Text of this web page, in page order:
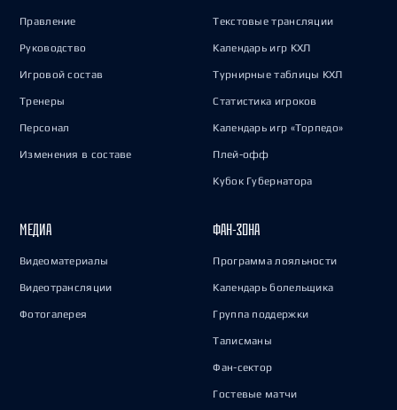
Правление
Руководство
Игровой состав
Тренеры
Персонал
Изменения в составе
Текстовые трансляции
Календарь игр КХЛ
Турнирные таблицы КХЛ
Статистика игроков
Календарь игр «Торпедо»
Плей-офф
Кубок Губернатора
МЕДИА
Видеоматериалы
Видеотрансляции
Фотогалерея
ФАН-ЗОНА
Программа лояльности
Календарь болельщика
Группа поддержки
Талисманы
Фан-сектор
Гостевые матчи